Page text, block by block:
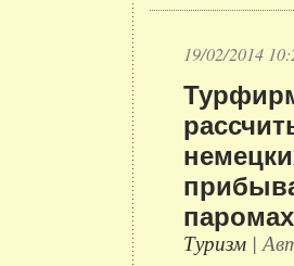
19/02/2014
паромах
Туризм |